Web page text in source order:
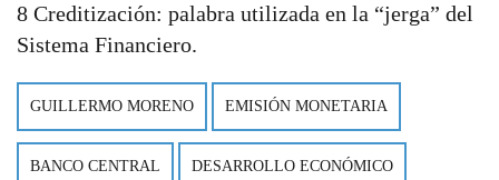
8 Creditización: palabra utilizada en la “jerga” del
Sistema Financiero.
GUILLERMO MORENO EMISIÓN MONETARIA
BANCO CENTRAL DESARROLLO ECONÓMICO